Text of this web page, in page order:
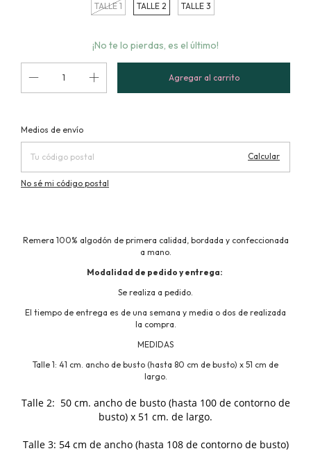
TALLE 1
TALLE 2 TALLE 3
¡No te lo pierdas, es el último!
Entregas para el CP:
Medios de envío
Calcular
No sé mi código postal
Remera 100% algodón de primera calidad, bordada y confeccionada
a mano.
Modalidad de pedido y entrega:
Se realiza a pedido.
El tiempo de entrega es de una semana y media o dos de realizada
la compra.
MEDIDAS
Talle 1: 41 cm. ancho de busto (hasta 80 cm de busto) x 51 cm de
largo.
Talle 2: 50 cm. ancho de busto (hasta 100 de contorno de
busto) x 51 cm. de largo.
Talle 3: 54 cm de ancho (hasta 108 de contorno de busto)